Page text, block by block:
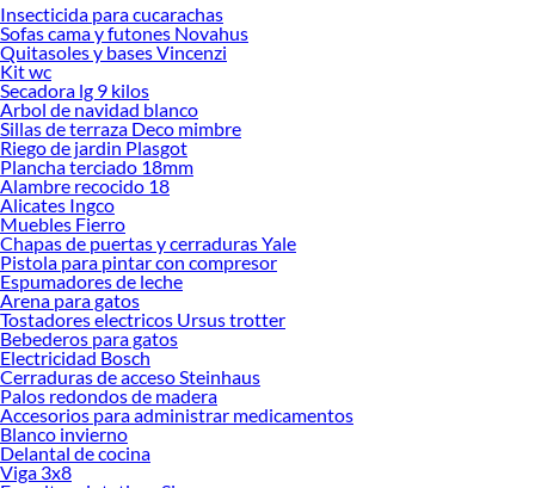
Desde remodelaciones hasta proyectos de decoración, estamos aquí para hacer
tus ideas realidad. ¡Visítanos y encuentra todo lo que tenemos para ofrecerte en
Set de Utensilios!
Explora la variedad de productos de Set de Utensilios en Sodimac
Herramientas, materiales y accesorios de calidad para tus proyectos y
renovación de espacios. ¡Visítanos y descubre todo lo que tenemos para
ofrecerte!
Encuentra una amplia variedad de productos de Set de Utensilios en Sodimac.
Encuentra todo lo necesario para tus proyectos de renovación y decoración.
¡Visítanos y haz tus ideas realidad!
Insecticida para cucarachas
Sofas cama y futones Novahus
Quitasoles y bases Vincenzi
Kit wc
Secadora lg 9 kilos
Arbol de navidad blanco
Sillas de terraza Deco mimbre
Riego de jardin Plasgot
Plancha terciado 18mm
Alambre recocido 18
Alicates Ingco
Muebles Fierro
Chapas de puertas y cerraduras Yale
Pistola para pintar con compresor
Espumadores de leche
Arena para gatos
Tostadores electricos Ursus trotter
Bebederos para gatos
Electricidad Bosch
Cerraduras de acceso Steinhaus
Palos redondos de madera
Accesorios para administrar medicamentos
Blanco invierno
Delantal de cocina
Viga 3x8